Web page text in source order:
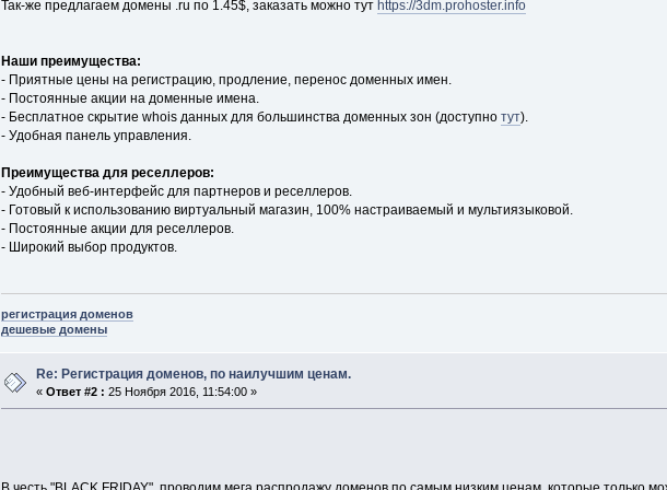
Так-же предлагаем домены .ru по 1.45$, заказать можно тут https://3dm.prohoster.info
Наши преимущества:
- Приятные цены на регистрацию, продление, перенос доменных имен.
- Постоянные акции на доменные имена.
- Бесплатное скрытие whois данных для большинства доменных зон (доступно тут).
- Удобная панель управления.
Преимущества для реселлеров:
- Удобный веб-интерфейс для партнеров и реселлеров.
- Готовый к использованию виртуальный магазин, 100% настраиваемый и мультиязыковой.
- Постоянные акции для реселлеров.
- Широкий выбор продуктов.
регистрация доменов
дешевые домены
Re: Регистрация доменов, по наилучшим ценам.
«Ответ #2 : 25 Ноября 2016, 11:54:00 »